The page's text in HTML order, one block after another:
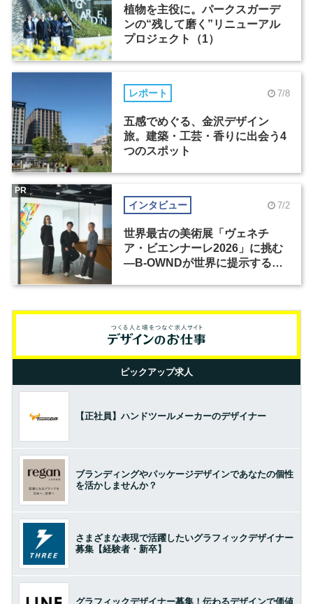
植物を主役に。パークスガーデ
ンの“残して磨く”リニューアル
プロジェクト（1）
レポート 7/8
五感でめぐる、金沢デザイン
旅。建築・工芸・香りに出会う4
つのスポット
インタビュー 7/2
世界最古の美術展「ヴェネチ
ア・ビエンナーレ2026」に挑む
―B-OWNDが世界に提示する美
PR
ピックアップ求人
【正社員】ハンドツールメーカーのデザイナー
ブランディングやパッケージデザインであなたの個性
を活かしませんか？
さまざまな表現で活躍したいグラフィックデザイナー
募集【経験者・新卒】
グラフィックデザイナー募集！伝わるデザインで価値